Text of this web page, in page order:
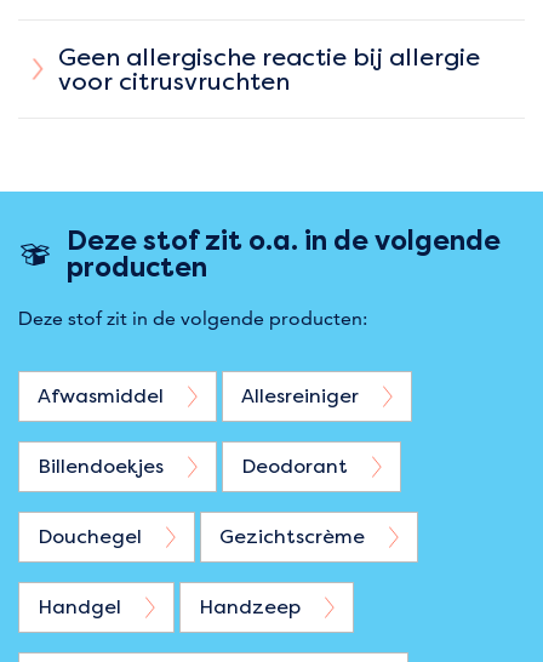
Geen allergische reactie bij allergie
voor citrusvruchten
Deze stof zit o.a. in de volgende
producten
Deze stof zit in de volgende producten:
Afwasmiddel Allesreiniger
Billendoekjes Deodorant
Douchegel Gezichtscrème
Handgel Handzeep